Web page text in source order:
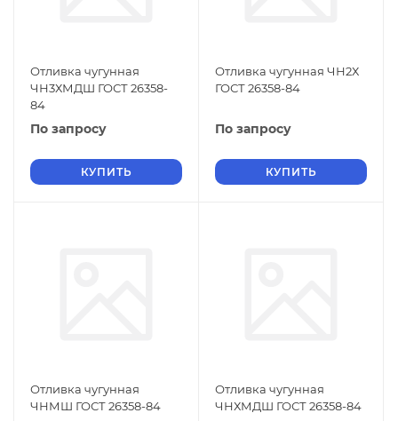
Отливка чугунная
ЧН3ХМДШ ГОСТ 26358-
84
По запросу
КУПИТЬ
Отливка чугунная ЧН2Х
ГОСТ 26358-84
По запросу
КУПИТЬ
Отливка чугунная
ЧНМШ ГОСТ 26358-84
Отливка чугунная
ЧНХМДШ ГОСТ 26358-84